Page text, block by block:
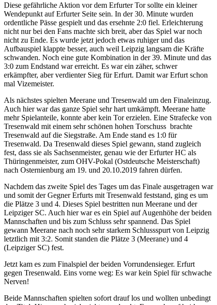
Diese gefährliche Aktion vor dem Erfurter Tor sollte ein kleiner
Wendepunkt auf Erfurter Seite sein. In der 30. Minute wurden
ordentliche Pässe gespielt und das ersehnte 2:0 fiel. Erleichterung
nicht nur bei den Fans machte sich breit, aber das Spiel war noch
nicht zu Ende. Es wurde jetzt jedoch etwas ruhiger und das
Aufbauspiel klappte besser, auch weil Leipzig langsam die Kräfte
schwanden. Noch eine gute Kombination in der 39. Minute und das
3:0 zum Endstand war erreicht. Es war ein zäher, schwer
erkämpfter, aber verdienter Sieg für Erfurt. Damit war Erfurt schon
mal Vizemeister.
Als nächstes spielten Meerane und Tresenwald um den Finaleinzug.
Auch hier war das ganze Spiel sehr hart umkämpft. Meerane hatte
mehr Spielanteile, konnte aber kein Tor erzielen. Eine Strafecke von
Tresenwald mit einem sehr schönen hohen Torschuss brachte
Tresenwald auf die Siegstraße. Am Ende stand es 1:0 für
Tresenwald. Da Tresenwald dieses Spiel gewann, stand zugleich
fest, dass sie als Sachsenmeister, genau wie der Erfurter HC als
Thüringenmeister, zum OHV-Pokal (Ostdeutsche Meisterschaft)
nach Osternienburg am 19. und 20.10.2019 fahren dürfen.
Nachdem das zweite Spiel des Tages um das Finale ausgetragen war
und somit der Gegner Erfurts mit Tresenwald feststand, ging es um
die Plätze 3 und 4. Dieses Spiel bestritten nun Meerane und der
Leipziger SC. Auch hier war es ein Spiel auf Augenhöhe der beiden
Mannschaften und bis zum Schluss sehr spannend. Das Spiel
gewann Meerane nach noch sehr starkem Schlussspurt von Leipzig
letztlich mit 3:2. Somit standen die Plätze 3 (Meerane) und 4
(Leipziger SC) fest.
Jetzt kam es zum Finalspiel der beiden Vorrundensieger. Erfurt
gegen Tresenwald. Eins vorne weg: Es war kein Spiel für schwache
Nerven!
Beide Mannschaften spielten sofort drauf los und wollten unbedingt